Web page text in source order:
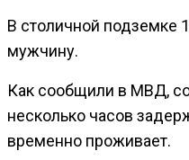
В столичной подземке
мужчину.
Как сообщили в МВД,
несколько часов
временно проживает.